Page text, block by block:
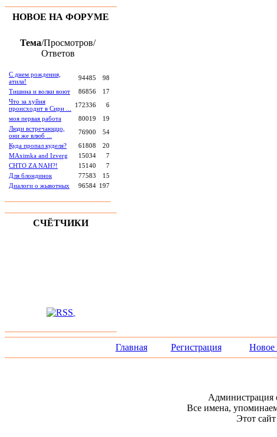
НОВОЕ НА ФОРУМЕ
Тема/Просмотров/
Ответов
С днем рождения,
атила!
94485
98
Тишина и волки воют
86856
17
Что за хуйня
происходит в Сири ...
172336
6
моя первая работа
80019
19
Люди встречаюццо,
они же влюб ...
76900
54
Куда пропал куделя?
61808
20
MAximka and Izverg
15034
7
CHTO ZA NAH?!
15140
7
Для блондинок
77583
15
Диалоги о жывотных
96584 197
СЧЁТЧИКИ
Главная Регистрация Новое
Администрация
Все имена,
Этот